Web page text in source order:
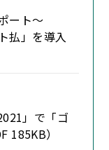
ート～
払」を導入
」で「ゴ
185KB）